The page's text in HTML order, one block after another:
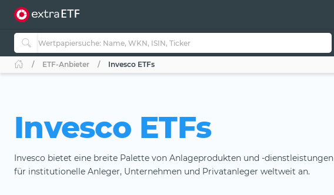
ETF-Anbieter Invesco ETFs
Invesco ETFs
Invesco bietet eine breite Palette von Anlageprodukten und -dienstleistungen
für institutionelle Anleger, Unternehmen und Privatanleger weltweit an.